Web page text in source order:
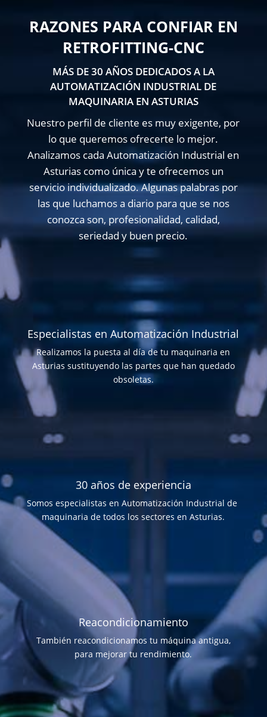
RAZONES PARA CONFIAR EN
RETROFITTING-CNC
MÁS DE 30 AÑOS DEDICADOS A LA
AUTOMATIZACIÓN INDUSTRIAL DE
MAQUINARIA EN ASTURIAS
Nuestro perfil de cliente es muy exigente, por
lo que queremos ofrecerte lo mejor.
Analizamos cada Automatización Industrial en
Asturias como única y te ofrecemos un
servicio individualizado. Algunas palabras por
las que luchamos a diario para que se nos
conozca son, profesionalidad, calidad,
seriedad y buen precio.
Especialistas en Automatización Industrial
Realizamos la puesta al día de tu maquinaria en
Asturias sustituyendo las partes que han quedado
obsoletas.
30 años de experiencia
Somos especialistas en Automatización Industrial de
maquinaria de todos los sectores en Asturias.
Reacondicionamiento
También reacondicionamos tu máquina antigua,
para mejorar tu rendimiento.